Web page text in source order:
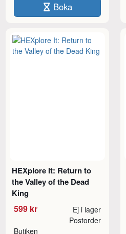
Boka
HEXplore It: Return to
the Valley of the Dead
King
599 kr Ej i lager
Butiken
Postorder